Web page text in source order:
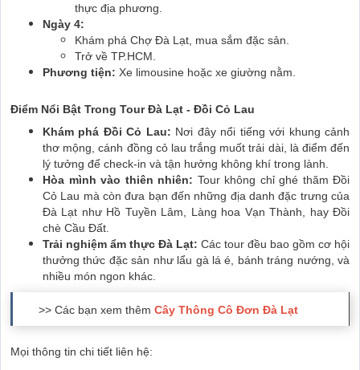
thực địa phương.
Ngày 4:
Khám phá Chợ Đà Lạt, mua sắm đặc sản.
Trở về TP.HCM.
Phương tiện: Xe limousine hoặc xe giường nằm.
Điểm Nổi Bật Trong Tour Đà Lạt - Đồi Cỏ Lau
Khám phá Đồi Cỏ Lau: Nơi đây nổi tiếng với khung cảnh
thơ mộng, cánh đồng cỏ lau trắng muốt trải dài, là điểm đến
lý tưởng để check-in và tận hưởng không khí trong lành.
Hòa mình vào thiên nhiên: Tour không chỉ ghé thăm Đồi
Cỏ Lau mà còn đưa bạn đến những địa danh đặc trưng của
Đà Lạt như Hồ Tuyền Lâm, Làng hoa Vạn Thành, hay Đồi
chè Cầu Đất.
Trải nghiệm ẩm thực Đà Lạt: Các tour đều bao gồm cơ hội
thưởng thức đặc sản như lẩu gà lá é, bánh tráng nướng, và
nhiều món ngon khác.
>> Các bạn xem thêm Cây Thông Cô Đơn Đà Lạt
Mọi thông tin chi tiết liên hệ: